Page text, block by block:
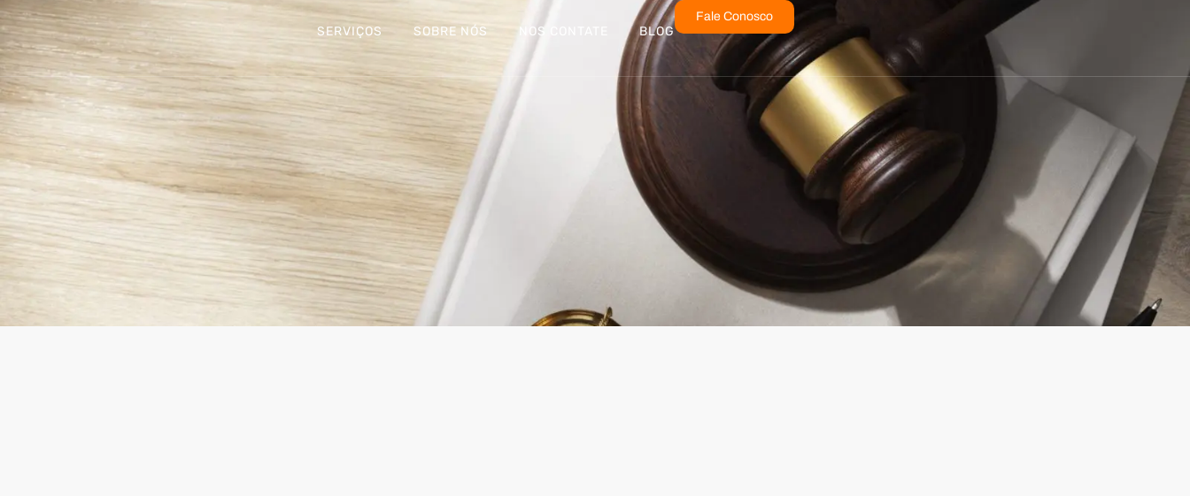
SERVIÇOS SOBRE NÓS NOS CONTATE BLOG
Fale Conosco